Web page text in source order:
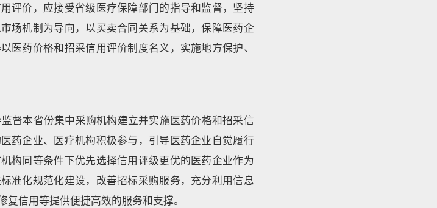
评价，应接受省级医疗保障部门的指导和监督，坚持
场机制为导向，以买卖合同关系为基础，保障医药企
医药价格和招采信用评价制度名义，实施地方保护、
督本省份集中采购机构建立并实施医药价格和招采信
药企业、医疗机构积极参与，引导医药企业自觉履行
构同等条件下优先选择信用评级更优的医药企业作为
准化规范化建设，改善招标采购服务，充分利用信息
信用等提供便捷高效的服务和支撑。